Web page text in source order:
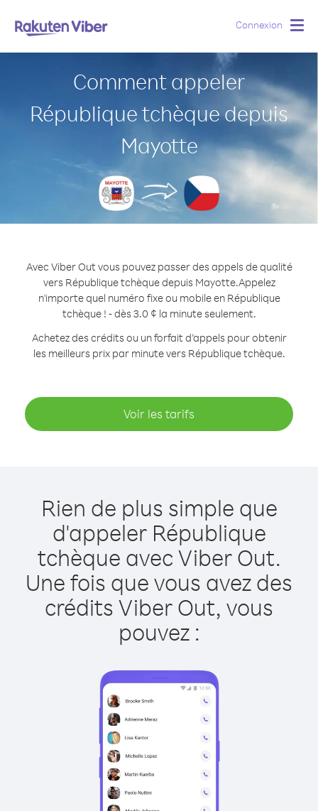
Connexion
Comment appeler
République tchèque depuis
Mayotte
Avec Viber Out vous pouvez passer des appels de qualité
vers République tchèque depuis Mayotte.Appelez
n'importe quel numéro fixe ou mobile en République
tchèque ! - dès 3.0 ¢ la minute seulement.
Achetez des crédits ou un forfait d’appels pour obtenir
les meilleurs prix par minute vers République tchèque.
Voir les tarifs
Rien de plus simple que
d'appeler République
tchèque avec Viber Out.
Une fois que vous avez des
crédits Viber Out, vous
pouvez :